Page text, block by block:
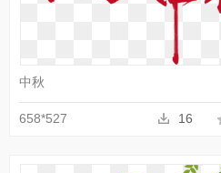
中秋
658*527 16